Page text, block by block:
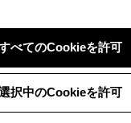
べてのCookieを許可
択中のCookieを許可